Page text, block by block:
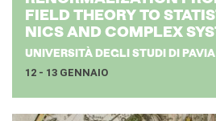
FIELD THEO­RY TO
NICS AND COM­PLEX
UNIVERSITÀ DEGLI STUDI DI PAVIA
12 - 13 GENNAIO